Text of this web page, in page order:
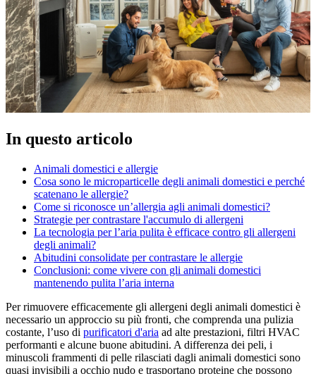
In questo articolo
Animali domestici e allergie
Cosa sono le microparticelle degli animali domestici e perché
scatenano le allergie?
Come si riconosce un’allergia agli animali domestici?
Strategie per contrastare l'accumulo di allergeni
La tecnologia per l’aria pulita è efficace contro gli allergeni
degli animali?
Abitudini consolidate per contrastare le allergie
Conclusioni: come vivere con gli animali domestici
mantenendo pulita l’aria interna
Per rimuovere efficacemente gli allergeni degli animali domestici è
necessario un approccio su più fronti, che comprenda una pulizia
costante, l’uso di purificatori d'aria ad alte prestazioni, filtri HVAC
performanti e alcune buone abitudini. A differenza dei peli, i
minuscoli frammenti di pelle rilasciati dagli animali domestici sono
quasi invisibili a occhio nudo e trasportano proteine che possono